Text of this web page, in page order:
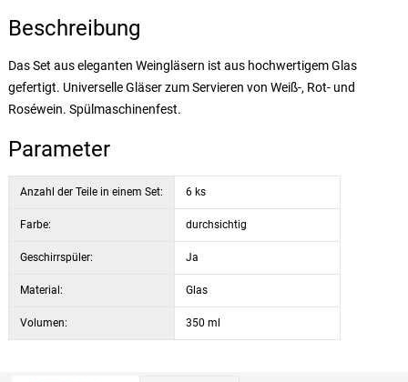
Beschreibung
Das Set aus eleganten Weingläsern ist aus hochwertigem Glas
gefertigt. Universelle Gläser zum Servieren von Weiß-, Rot- und
Roséwein. Spülmaschinenfest.
Parameter
Anzahl der Teile in einem Set: 6 ks
Farbe: durchsichtig
Geschirrspüler: Ja
Material: Glas
Volumen: 350 ml